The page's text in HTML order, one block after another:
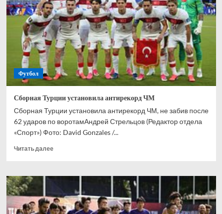
мира
по
футболу
Футбол
Сборная Турции установила антирекорд ЧМ
Сборная Турции установила антирекорд ЧМ, не забив после
62 ударов по воротамАндрей Стрельцов (Редактор отдела
«Спорт») Фото: David Gonzales /...
Читать далееПрочитать
Сборная
установила
антирекорд